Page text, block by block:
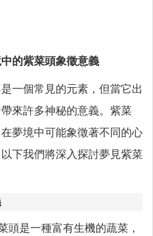
的紫菜頭象徵意義
一個常見的元素，但當它出
來許多神秘的意義。紫菜
夢境中可能象徵著不同的心
下我們將深入探討夢見紫菜
頭是一種富有生機的蔬菜，